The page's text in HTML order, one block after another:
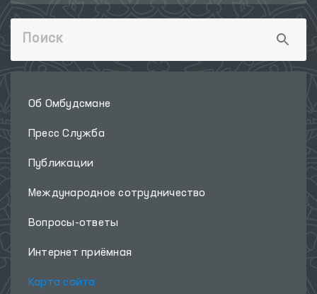
Об Омбудсмане
Пресс Служба
Публикации
Международное сотрудничество
Вопросы-ответы
Интернет приёмная
Карта сайта